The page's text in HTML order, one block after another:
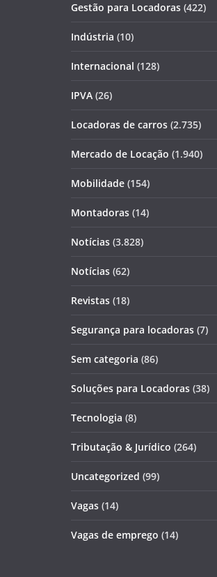
Gestão para Locadoras (422)
Indústria (10)
Internacional (128)
IPVA (26)
Locadoras de carros (2.735)
Mercado de Locação (1.940)
Mobilidade (154)
Montadoras (14)
Notícias (3.828)
Notícias (62)
Revistas (18)
Segurança para locadoras (7)
Sem categoria (86)
Soluções para Locadoras (38)
Tecnologia (8)
Tributação & Jurídico (264)
Uncategorized (99)
Vagas (14)
Vagas de emprego (14)